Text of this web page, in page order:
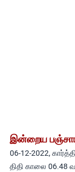
இன்றைய
06-12-2022,
திதி காலை 06.48